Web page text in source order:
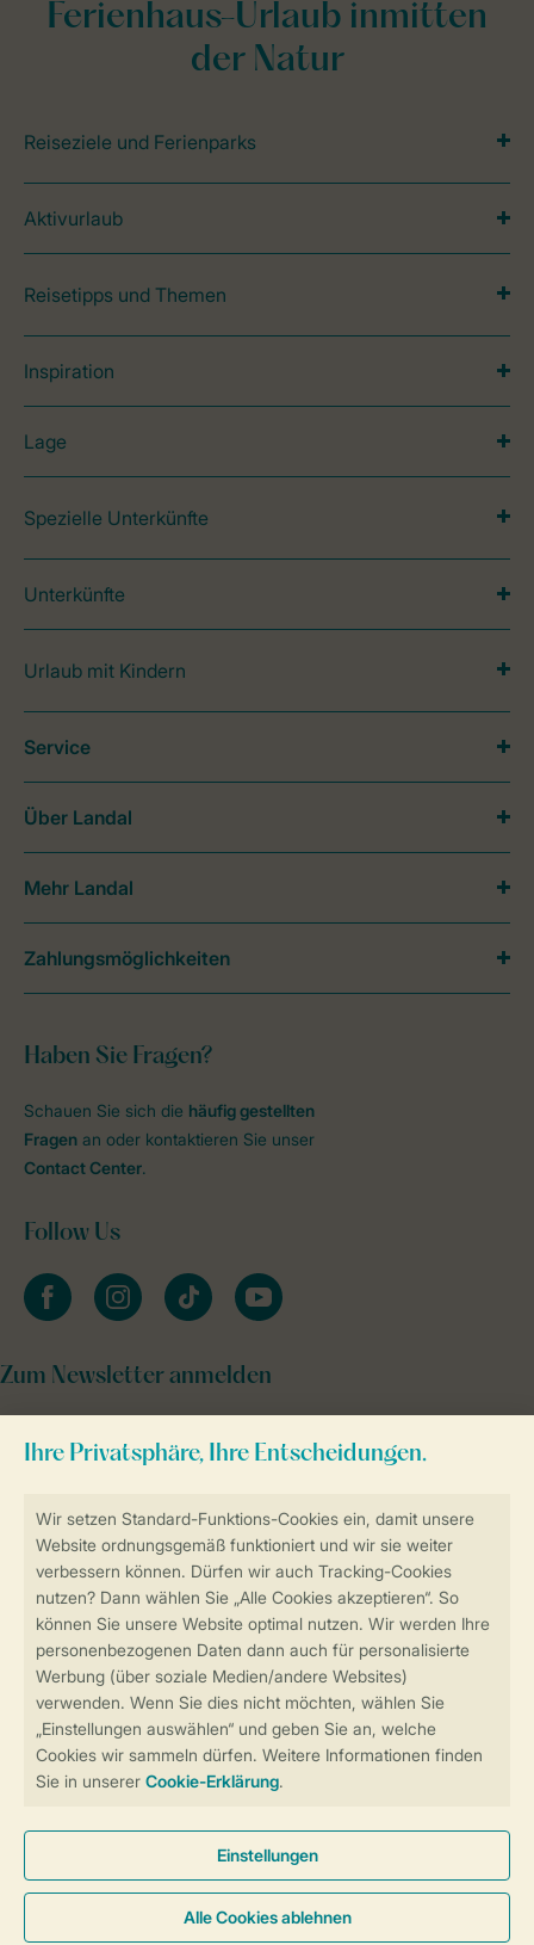
Sicherstellung Deiner Privatsphäre
Sicher und schnell zur Online-Buchung
Sichere Datenübertragung
Sicheres Bezahlen
Ferienhaus-Urlaub inmitten
der Natur
Reiseziele und Ferienparks
Aktivurlaub
Reisetipps und Themen
Inspiration
Lage
Spezielle Unterkünfte
Unterkünfte
Urlaub mit Kindern
Haben Sie Fragen?
Schauen Sie sich die häufig gestellten
Fragen an oder kontaktieren Sie unser
Contact Center.
Follow Us
facebookinstagramtiktok youtube
Zum Newsletter anmelden
Service
Über Landal
Mehr Landal
Zahlungsmöglichkeiten
Cookies und Banner
Barrierefreiheit